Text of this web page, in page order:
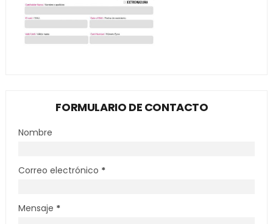
FORMULARIO DE CONTACTO
Nombre
Correo electrónico *
Mensaje *